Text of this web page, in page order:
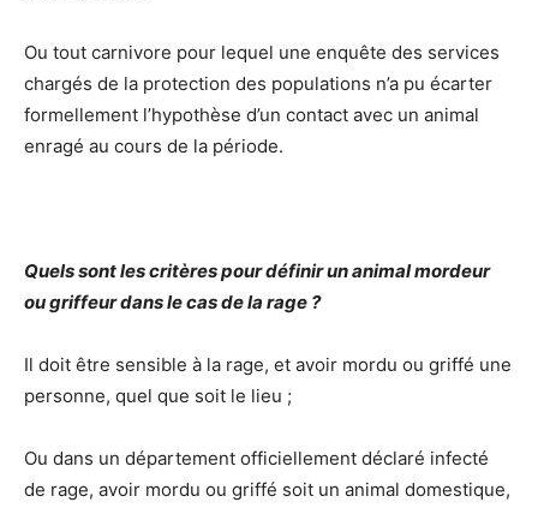
Ou tout carnivore pour lequel une enquête des services
chargés de la protection des populations n’a pu écarter
formellement l’hypothèse d’un contact avec un animal
enragé au cours de la période.
Quels sont les critères pour définir un animal mordeur
ou griffeur dans le cas de la rage ?
Il doit être sensible à la rage, et avoir mordu ou griffé une
personne, quel que soit le lieu ;
Ou dans un département officiellement déclaré infecté
de rage, avoir mordu ou griffé soit un animal domestique,